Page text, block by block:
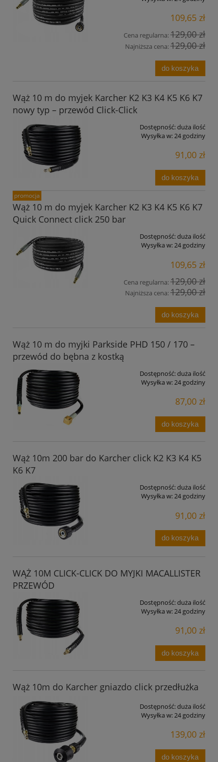
109,65 zł
Cena regularna:129,00 zł
Najniższa cena:129,00 zł
do koszyka
Wąż 10 m do myjek Karcher K2 K3 K4 K5 K6 K7
nowy typ – przewód Click-Click
Dostępność:duża ilość
Wysyłka w:24 godziny
91,00 zł
do koszyka
Wąż 10 m do myjek Karcher K2 K3 K4 K5 K6 K7
Quick Connect click 250 bar
Dostępność:duża ilość
Wysyłka w:24 godziny
109,65 zł
Cena regularna:129,00 zł
Najniższa cena:129,00 zł
do koszyka
promocja
Wąż 10 m do myjki Parkside PHD 150 / 170 –
przewód do bębna z kostką
Dostępność:duża ilość
Wysyłka w:24 godziny
87,00 zł
do koszyka
Wąż 10m 200 bar do Karcher click K2 K3 K4 K5
K6 K7
Dostępność:duża ilość
Wysyłka w:24 godziny
91,00 zł
do koszyka
WĄŻ 10M CLICK-CLICK DO MYJKI MACALLISTER
PRZEWÓD
Dostępność:duża ilość
Wysyłka w:24 godziny
91,00 zł
do koszyka
Wąż 10m do Karcher gniazdo click przedłużka
Dostępność:duża ilość
Wysyłka w:24 godziny
139,00 zł
do koszyka